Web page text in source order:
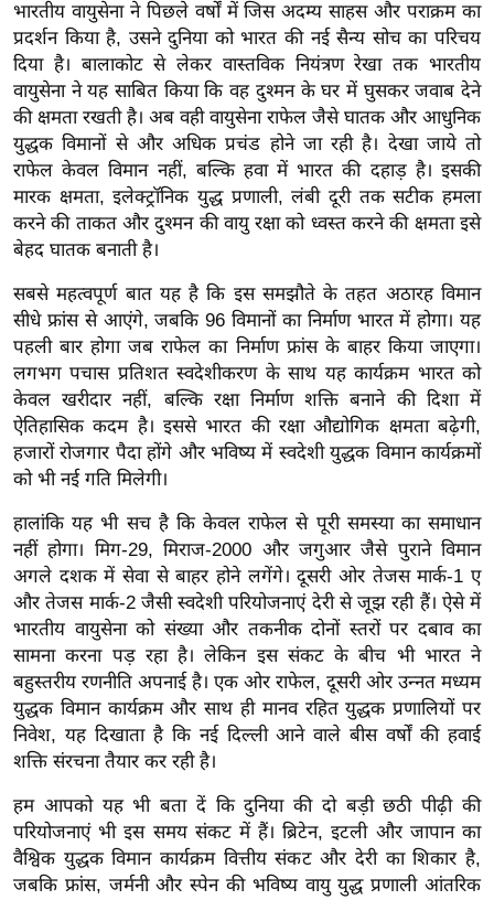
बे
मि
सा
ल
श
ख्सि
य
त
यं
ग
इं
डि
या
सा
हि
त्य
ग
त
ऑ
टो
व
र्ल्ड
न्यू
ज
ब्री
फ
म
नो
रं
भारतीय वायुसेना ने पिछले वर्षों में जिस अदम्य साहस और पराक्रम का
प्रदर्शन किया है, उसने दुनिया को भारत की नई सैन्य सोच का परिचय
दिया है। बालाकोट से लेकर वास्तविक नियंत्रण रेखा तक भारतीय
वायुसेना ने यह साबित किया कि वह दुश्मन के घर में घुसकर जवाब देने
की क्षमता रखती है। अब वही वायुसेना राफेल जैसे घातक और आधुनिक
युद्धक विमानों से और अधिक प्रचंड होने जा रही है। देखा जाये तो
राफेल केवल विमान नहीं, बल्कि हवा में भारत की दहाड़ है। इसकी
मारक क्षमता, इलेक्ट्रॉनिक युद्ध प्रणाली, लंबी दूरी तक सटीक हमला
करने की ताकत और दुश्मन की वायु रक्षा को ध्वस्त करने की क्षमता इसे
बेहद घातक बनाती है।
सबसे महत्वपूर्ण बात यह है कि इस समझौते के तहत अठारह विमान
सीधे फ्रांस से आएंगे, जबकि 96 विमानों का निर्माण भारत में होगा। यह
पहली बार होगा जब राफेल का निर्माण फ्रांस के बाहर किया जाएगा।
लगभग पचास प्रतिशत स्वदेशीकरण के साथ यह कार्यक्रम भारत को
केवल खरीदार नहीं, बल्कि रक्षा निर्माण शक्ति बनाने की दिशा में
ऐतिहासिक कदम है। इससे भारत की रक्षा औद्योगिक क्षमता बढ़ेगी,
हजारों रोजगार पैदा होंगे और भविष्य में स्वदेशी युद्धक विमान कार्यक्रमों
को भी नई गति मिलेगी।
हालांकि यह भी सच है कि केवल राफेल से पूरी समस्या का समाधान
नहीं होगा। मिग-29, मिराज-2000 और जगुआर जैसे पुराने विमान
अगले दशक में सेवा से बाहर होने लगेंगे। दूसरी ओर तेजस मार्क-1 ए
और तेजस मार्क-2 जैसी स्वदेशी परियोजनाएं देरी से जूझ रही हैं। ऐसे में
भारतीय वायुसेना को संख्या और तकनीक दोनों स्तरों पर दबाव का
सामना करना पड़ रहा है। लेकिन इस संकट के बीच भी भारत ने
बहुस्तरीय रणनीति अपनाई है। एक ओर राफेल, दूसरी ओर उन्नत मध्यम
युद्धक विमान कार्यक्रम और साथ ही मानव रहित युद्धक प्रणालियों पर
निवेश, यह दिखाता है कि नई दिल्ली आने वाले बीस वर्षों की हवाई
शक्ति संरचना तैयार कर रही है।
हम आपको यह भी बता दें कि दुनिया की दो बड़ी छठी पीढ़ी की
परियोजनाएं भी इस समय संकट में हैं। ब्रिटेन, इटली और जापान का
वैश्विक युद्धक विमान कार्यक्रम वित्तीय संकट और देरी का शिकार है,
जबकि फ्रांस, जर्मनी और स्पेन की भविष्य वायु युद्ध प्रणाली आंतरिक